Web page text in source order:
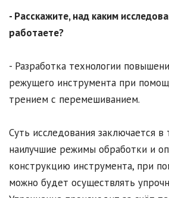
- Расскажите, над каким
работаете?
- Разработка технологии
режущего инструмента при
трением с перемешиванием.
Суть исследования заключается
наилучшие режимы обработки и
конструкцию инструмента, при
можно будет осуществлять